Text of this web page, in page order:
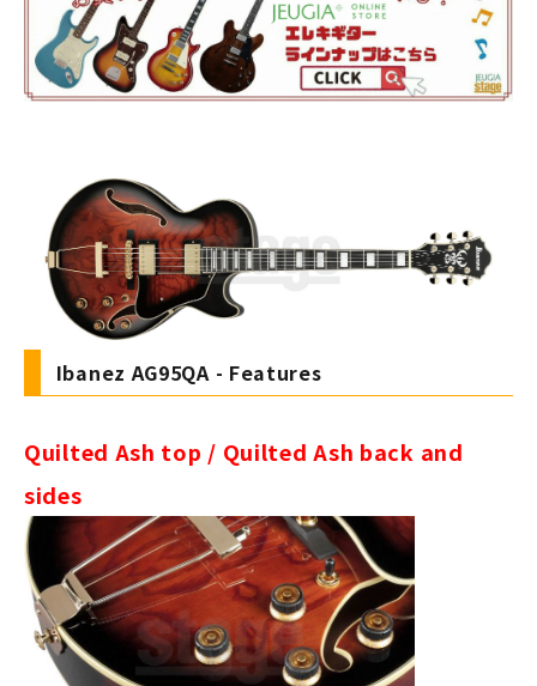
Ibanez AG95QA - Features
Quilted Ash top / Quilted Ash back and
sides